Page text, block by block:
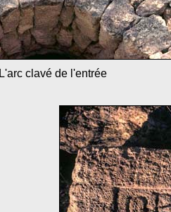
L'arc clavé de l'entrée